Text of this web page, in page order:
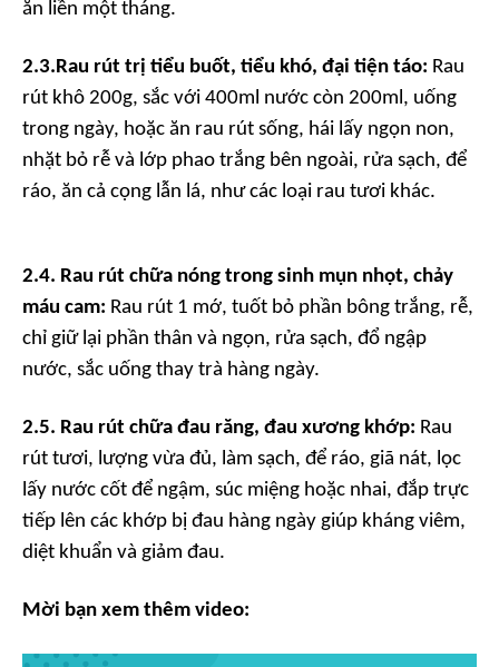
ăn liền một tháng.
2.3. Rau rút trị tiểu buốt, tiểu khó, đại tiện táo: Rau
rút khô 200g, sắc với 400ml nước còn 200ml, uống
trong ngày, hoặc ăn rau rút sống, hái lấy ngọn non,
nhặt bỏ rễ và lớp phao trắng bên ngoài, rửa sạch, để
ráo, ăn cả cọng lẫn lá, như các loại rau tươi khác.
2.4. Rau rút chữa nóng trong sinh mụn nhọt, chảy
máu cam: Rau rút 1 mớ, tuốt bỏ phần bông trắng, rễ,
chỉ giữ lại phần thân và ngọn, rửa sạch, đổ ngập
nước, sắc uống thay trà hàng ngày.
2.5. Rau rút chữa đau răng, đau xương khớp: Rau
rút tươi, lượng vừa đủ, làm sạch, để ráo, giã nát, lọc
lấy nước cốt để ngậm, súc miệng hoặc nhai, đắp trực
tiếp lên các khớp bị đau hàng ngày giúp kháng viêm,
diệt khuẩn và giảm đau.
Mời bạn xem thêm video: